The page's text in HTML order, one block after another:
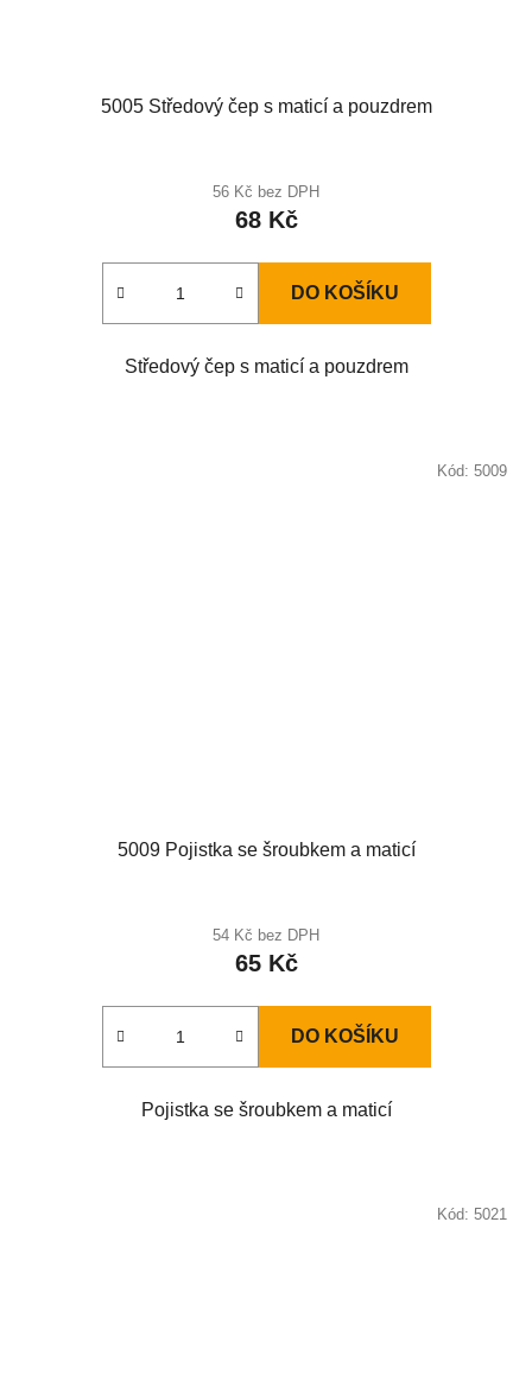
5005 Středový čep s maticí a pouzdrem
56 Kč bez DPH
68 Kč
DO KOŠÍKU
Středový čep s maticí a pouzdrem
5009 Pojistka se šroubkem a maticí
54 Kč bez DPH
65 Kč
DO KOŠÍKU
Pojistka se šroubkem a maticí
Kód: 5009
Kód: 5021